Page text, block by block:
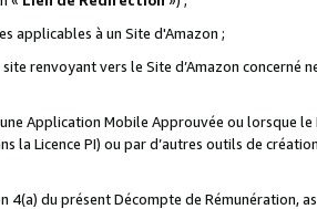
applicables à un Site d'Amazon ;
renvoyant vers le Site d’Amazon concerné
Application Mobile Approuvée ou lorsque
la Licence PI) ou par d’autres outils de
du présent Décompte de Rémunération,